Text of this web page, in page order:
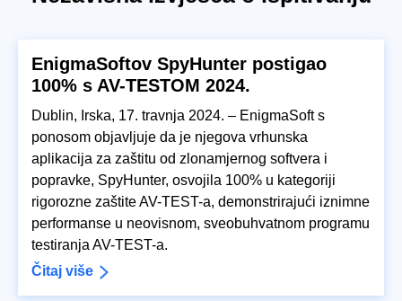
EnigmaSoftov SpyHunter postigao
100% s AV-TESTOM 2024.
Dublin, Irska, 17. travnja 2024. – EnigmaSoft s
ponosom objavljuje da je njegova vrhunska
aplikacija za zaštitu od zlonamjernog softvera i
popravke, SpyHunter, osvojila 100% u kategoriji
rigorozne zaštite AV-TEST-a, demonstrirajući iznimne
performanse u neovisnom, sveobuhvatnom programu
testiranja AV-TEST-a.
Čitaj više